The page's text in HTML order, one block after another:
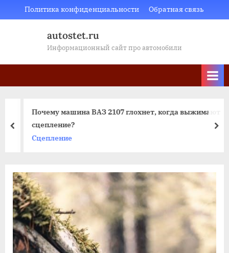
to
Политика конфиденциальности Обратная связь
autostet.ru
Информационный сайт про автомобили
Почему машина ВАЗ 2107 глохнет, когда выжимают
сцепление?
Сцепление
пред